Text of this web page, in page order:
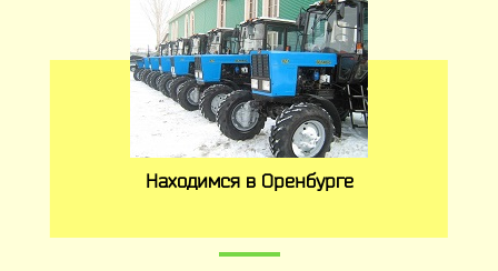
Находимся в Оренбурге